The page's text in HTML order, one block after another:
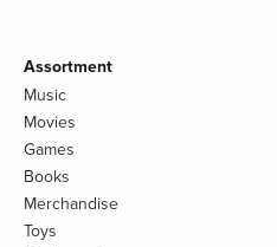
Assortment
Music
Movies
Games
Books
Merchandise
Toys